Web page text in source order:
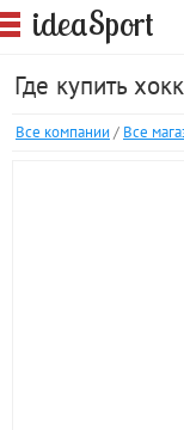
ideaSport
Где купить
Все компании / Все